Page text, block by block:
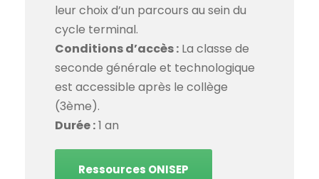
leur choix d’un parcours au sein du
cycle terminal.
Conditions d’accès : La classe de
seconde générale et technologique
est accessible après le collège
(3ème).
Durée :1 an
Ressources ONISEP